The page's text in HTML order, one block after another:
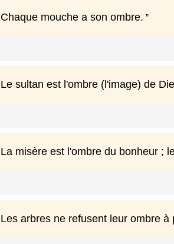
Chaque mouche a son ombre.
Le sultan est l'ombre (l'image) de
La misère est l'ombre du bonheur ;
Les arbres ne refusent leur ombre